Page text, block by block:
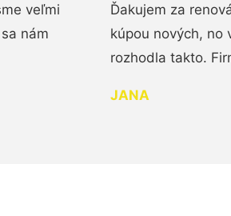
veľmi
nám
Ďakujem za
kúpou nových, no
rozhodla takto.
JANA